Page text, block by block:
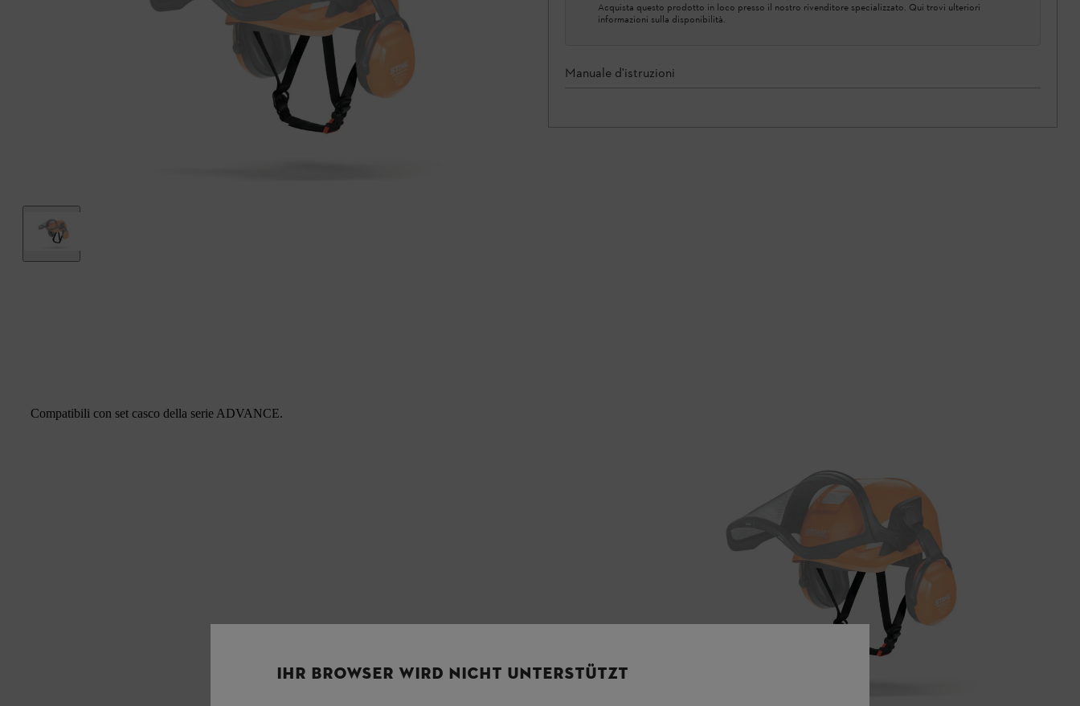
Acquista questo prodotto in loco presso il nostro rivenditore specializzato. Qui trovi ulteriori
informazioni sulla disponibilità.
Manuale d'istruzioni
Compatibili con set casco della serie ADVANCE.
IHR BROWSER WIRD NICHT UNTERSTÜTZT